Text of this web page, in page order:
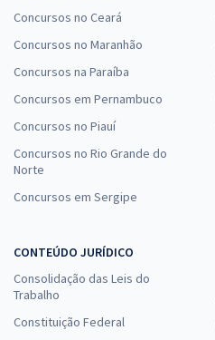
Concursos no Ceará
Concursos no Maranhão
Concursos na Paraíba
Concursos em Pernambuco
Concursos no Piauí
Concursos no Rio Grande do
Norte
Concursos em Sergipe
CONTEÚDO JURÍDICO
Consolidação das Leis do
Trabalho
Constituição Federal